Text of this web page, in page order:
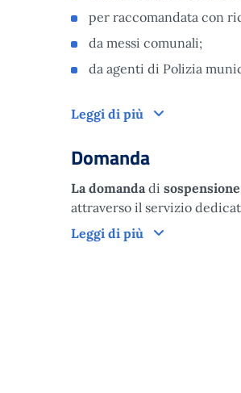
per raccomandata con
da messi comunali;
da agenti di Polizia
Leggi di più Come funziona
Domanda
La domandadi
attraverso il servizio
Leggi di più
Domanda